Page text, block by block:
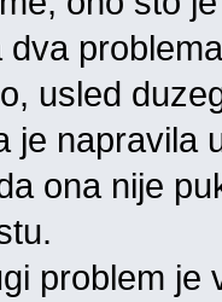
dva
usled
je napravila
ona nije
problem je